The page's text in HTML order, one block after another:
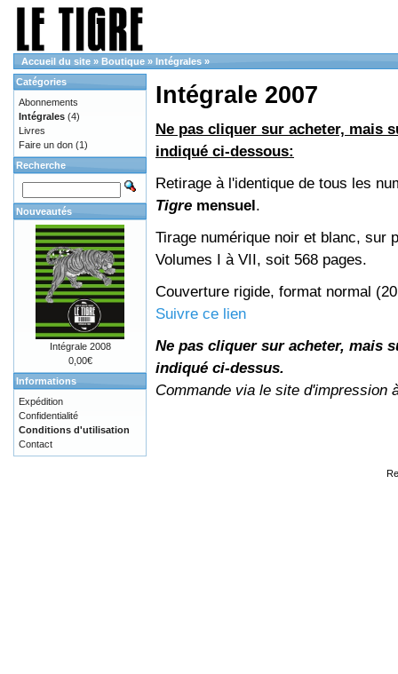
Accueil du site » Boutique » Intégrales »
Intégrale 2007
Ne pas cliquer sur acheter, mais
indiqué ci-dessous:
Retirage à l'identique de tous les
Tigre mensuel.
Tirage numérique noir et blanc, sur
Volumes I à VII, soit 568 pages.
Couverture rigide, format normal
Suivre ce lien
Ne pas cliquer sur acheter, mais
indiqué ci-dessus.
Commande via le site d'impression
Catégories
Abonnements
Intégrales (4)
Livres
Faire un don (1)
Recherche
Nouveautés
Intégrale 2008
0,00€
Informations
Expédition
Confidentialité
Conditions d'utilisation
Contact